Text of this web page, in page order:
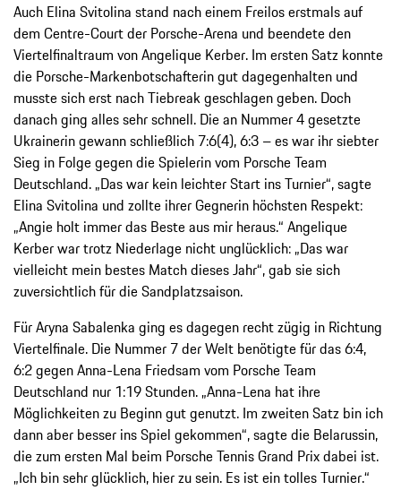
Auch Elina Svitolina stand nach einem Freilos erstmals auf
dem Centre-Court der Porsche-Arena und beendete den
Viertelfinaltraum von Angelique Kerber. Im ersten Satz konnte
die Porsche-Markenbotschafterin gut dagegenhalten und
musste sich erst nach Tiebreak geschlagen geben. Doch
danach ging alles sehr schnell. Die an Nummer 4 gesetzte
Ukrainerin gewann schließlich 7:6(4), 6:3 – es war ihr siebter
Sieg in Folge gegen die Spielerin vom Porsche Team
Deutschland. „Das war kein leichter Start ins Turnier“, sagte
Elina Svitolina und zollte ihrer Gegnerin höchsten Respekt:
„Angie holt immer das Beste aus mir heraus.“ Angelique
Kerber war trotz Niederlage nicht unglücklich: „Das war
vielleicht mein bestes Match dieses Jahr“, gab sie sich
zuversichtlich für die Sandplatzsaison.
Für Aryna Sabalenka ging es dagegen recht zügig in Richtung
Viertelfinale. Die Nummer 7 der Welt benötigte für das 6:4,
6:2 gegen Anna-Lena Friedsam vom Porsche Team
Deutschland nur 1:19 Stunden. „Anna-Lena hat ihre
Möglichkeiten zu Beginn gut genutzt. Im zweiten Satz bin ich
dann aber besser ins Spiel gekommen“, sagte die Belarussin,
die zum ersten Mal beim Porsche Tennis Grand Prix dabei ist.
„Ich bin sehr glücklich, hier zu sein. Es ist ein tolles Turnier.“